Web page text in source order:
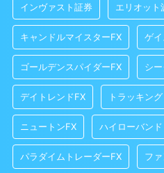
インヴァスト証券 エリオット
キャンドルマイスターFX ゲ
ゴールデンスパイダーFX シ
デイトレンドFX トラッキン
ニュートンFX ハイローバンド
パラダイムトレーダーFX フ